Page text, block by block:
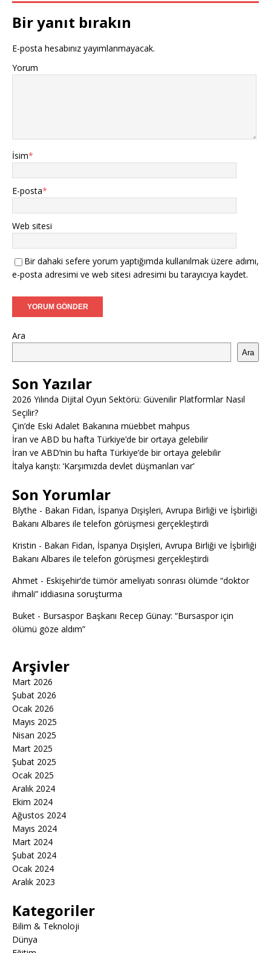
Bir yanıt bırakın
E-posta hesabınız yayımlanmayacak.
Yorum
İsim*
E-posta*
Web sitesi
Bir dahaki sefere yorum yaptığımda kullanılmak üzere adımı,
e-posta adresimi ve web sitesi adresimi bu tarayıcıya kaydet.
Ara
Ara
Son Yazılar
2026 Yılında Dijital Oyun Sektörü: Güvenilir Platformlar Nasıl
Seçilir?
Çin’de Eski Adalet Bakanına müebbet mahpus
İran ve ABD bu hafta Türkiye’de bir ortaya gelebilir
İran ve ABD’nin bu hafta Türkiye’de bir ortaya gelebilir
İtalya karıştı: ‘Karşımızda devlet düşmanları var’
Son Yorumlar
Blythe - Bakan Fidan, İspanya Dışişleri, Avrupa Birliği ve İşbirliği
Bakanı Albares ile telefon görüşmesi gerçekleştirdi
Kristin - Bakan Fidan, İspanya Dışişleri, Avrupa Birliği ve İşbirliği
Bakanı Albares ile telefon görüşmesi gerçekleştirdi
Ahmet - Eskişehir’de tümör ameliyatı sonrası ölümde “doktor
ihmali” iddiasına soruşturma
Buket - Bursaspor Başkanı Recep Günay: “Bursaspor için
ölümü göze aldım”
Arşivler
Mart 2026
Şubat 2026
Ocak 2026
Mayıs 2025
Nisan 2025
Mart 2025
Şubat 2025
Ocak 2025
Aralık 2024
Ekim 2024
Ağustos 2024
Mayıs 2024
Mart 2024
Şubat 2024
Ocak 2024
Aralık 2023
Kategoriler
Bilim & Teknoloji
Dünya